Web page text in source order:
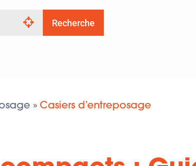
Recherche
» Casiers d’entreposage